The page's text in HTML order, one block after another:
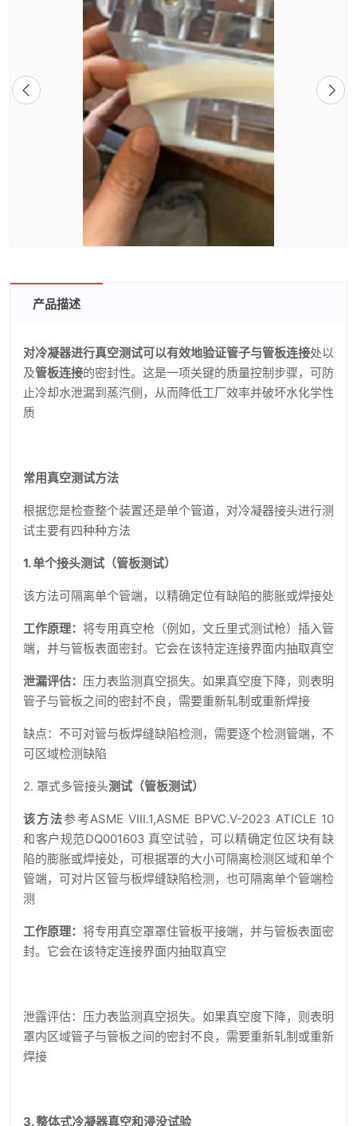
产品描述
对冷凝器进行真空测试可以有效地验证管子与管板连接处以
及管板连接的密封性。这是一项关键的质量控制步骤，可防
止冷却水泄漏到蒸汽侧，从而降低工厂效率并破坏水化学性
质
常用真空测试方法
根据您是检查整个装置还是单个管道，对冷凝器接头进行测
试主要有四种种方法
1.单个接头测试（管板测试）
该方法可隔离单个管端，以精确定位有缺陷的膨胀或焊接处
工作原理： 将专用真空枪（例如，文丘里式测试枪）插入管
端，并与管板表面密封。它会在该特定连接界面内抽取真空
泄漏评估： 压力表监测真空损失。如果真空度下降，则表明
管子与管板之间的密封不良，需要重新轧制或重新焊接
缺点：不可对管与板焊缝缺陷检测，需要逐个检测管端，不
可区域检测缺陷
2. 罩式多管接头测试（管板测试）
该方法参考ASME VIII.1,ASME BPVC.V-2023 ATICLE 10
和客户规范DQ001603 真空试验，可以精确定位区块有缺
陷的膨胀或焊接处，可根据罩的大小可隔离检测区域和单个
管端，可对片区管与板焊缝缺陷检测，也可隔离单个管端检
测
工作原理： 将专用真空罩罩住管板平接端，并与管板表面密
封。它会在该特定连接界面内抽取真空
泄露评估：压力表监测真空损失。如果真空度下降，则表明
罩内区域管子与管板之间的密封不良，需要重新轧制或重新
焊接
3.整体式冷凝器真空和浸没试验